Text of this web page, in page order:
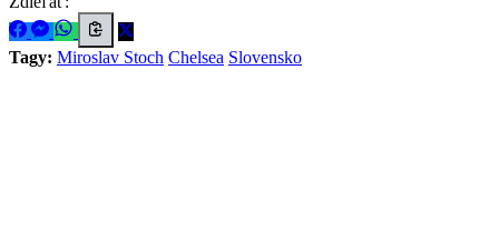
Tagy: Miroslav Stoch Chelsea Slovensko